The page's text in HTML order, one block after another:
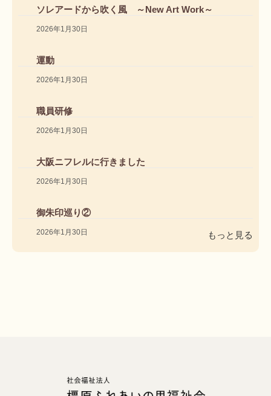
ソレアードから吹く風 ～New Art Work～
2026年1月30日
運動
2026年1月30日
職員研修
2026年1月30日
大阪ニフレルに行きました
2026年1月30日
御朱印巡り②
2026年1月30日 もっと見る